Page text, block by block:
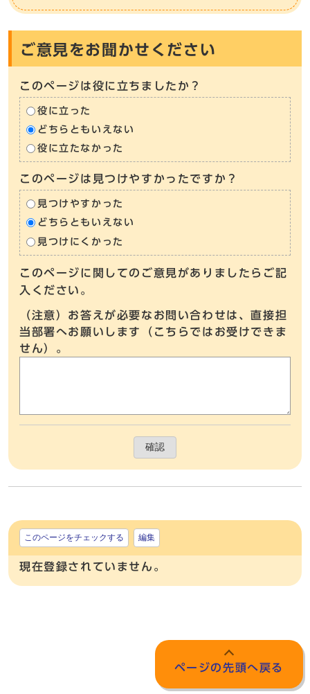
ご意見をお聞かせください
このページは役に立ちましたか？
役に立った
どちらともいえない
役に立たなかった
このページは見つけやすかったですか？
見つけやすかった
どちらともいえない
見つけにくかった
このページに関してのご意見がありましたらご記
入ください。
（注意）お答えが必要なお問い合わせは、直接担
当部署へお願いします（こちらではお受けできま
せん）。
確認
このページをチェックする 編集
現在登録されていません。
ページの先頭へ戻る